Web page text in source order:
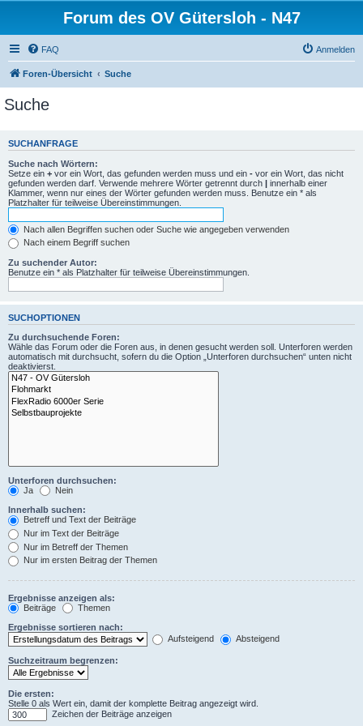
Forum des OV Gütersloh - N47
FAQ Anmelden
Foren-Übersicht Suche
Suche
SUCHANFRAGE
Suche nach Wörtern:
Setze ein + vor ein Wort, das gefunden werden muss und ein - vor ein Wort, das nicht
gefunden werden darf. Verwende mehrere Wörter getrennt durch | innerhalb einer
Klammer, wenn nur eines der Wörter gefunden werden muss. Benutze ein * als
Platzhalter für teilweise Übereinstimmungen.
Nach allen Begriffen suchen oder Suche wie angegeben verwenden
Nach einem Begriff suchen
Zu suchender Autor:
Benutze ein * als Platzhalter für teilweise Übereinstimmungen.
SUCHOPTIONEN
Zu durchsuchende Foren:
Wähle das Forum oder die Foren aus, in denen gesucht werden soll. Unterforen werden
automatisch mit durchsucht, sofern du die Option „Unterforen durchsuchen“ unten nicht
deaktivierst.
Unterforen durchsuchen:
Ja
Nein
Innerhalb suchen:
Betreff und Text der Beiträge
Nur im Text der Beiträge
Nur im Betreff der Themen
Nur im ersten Beitrag der Themen
Ergebnisse anzeigen als:
Beiträge
Themen
Ergebnisse sortieren nach:
Aufsteigend
Absteigend
Suchzeitraum begrenzen:
Die ersten:
Stelle 0 als Wert ein, damit der komplette Beitrag angezeigt wird.
Zeichen der Beiträge anzeigen